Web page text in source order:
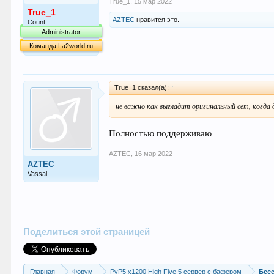
True_1
Count
Administrator
Команда La2world.ru
AZTEC нравится это.
AZTEC
Vassal
True_1 сказал(а): ↑
не важно как выгладит оригинальный сет, когда
Полностью поддерживаю
AZTEC 16 мар 2022
Поделиться этой страницей
Главная Форум PvP5 x1200 High Five 5 сервер с бафером